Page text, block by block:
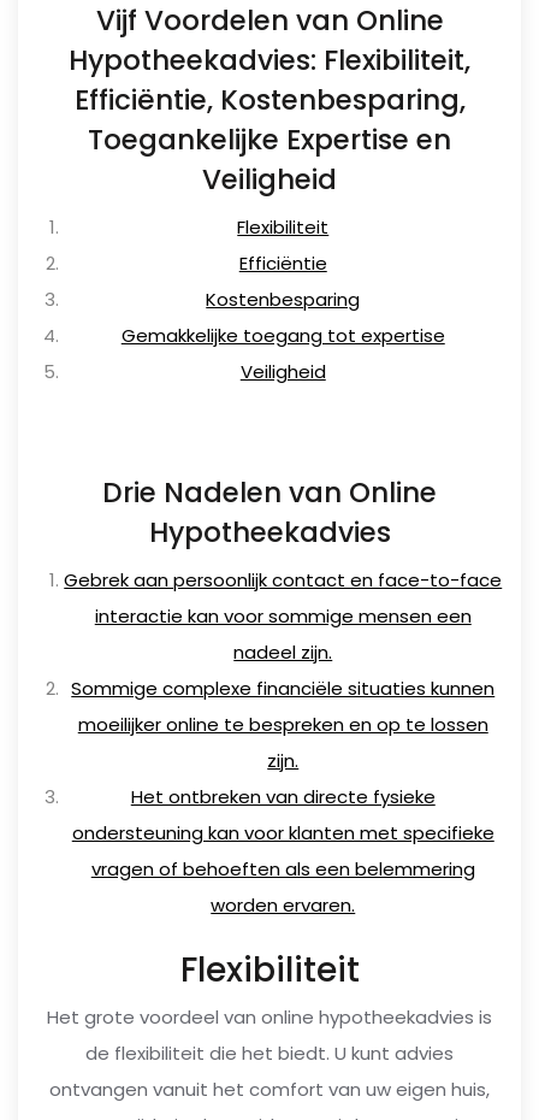
Vijf Voordelen van Online
Hypotheekadvies: Flexibiliteit,
Efficiëntie, Kostenbesparing,
Toegankelijke Expertise en
Veiligheid
Flexibiliteit
Efficiëntie
Kostenbesparing
Gemakkelijke toegang tot expertise
Veiligheid
Drie Nadelen van Online
Hypotheekadvies
Gebrek aan persoonlijk contact en face-to-face
interactie kan voor sommige mensen een
nadeel zijn.
Sommige complexe financiële situaties kunnen
moeilijker online te bespreken en op te lossen
zijn.
Het ontbreken van directe fysieke
ondersteuning kan voor klanten met specifieke
vragen of behoeften als een belemmering
worden ervaren.
Flexibiliteit
Het grote voordeel van online hypotheekadvies is
de flexibiliteit die het biedt. U kunt advies
ontvangen vanuit het comfort van uw eigen huis,